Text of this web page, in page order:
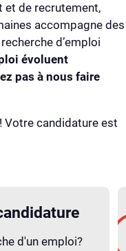
et de recrutement,
accompagne des
d’emploi
évoluent
pas à nous faire
Votre candidature est
d'un emploi?